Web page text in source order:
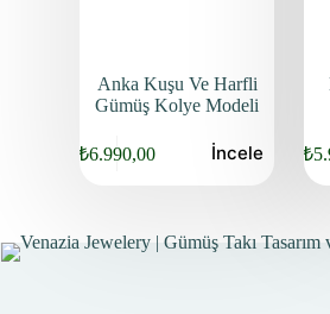
Anka Kuşu Ve Harfli
Gümüş Kolye Modeli
₺6.990,00 İncele ₺